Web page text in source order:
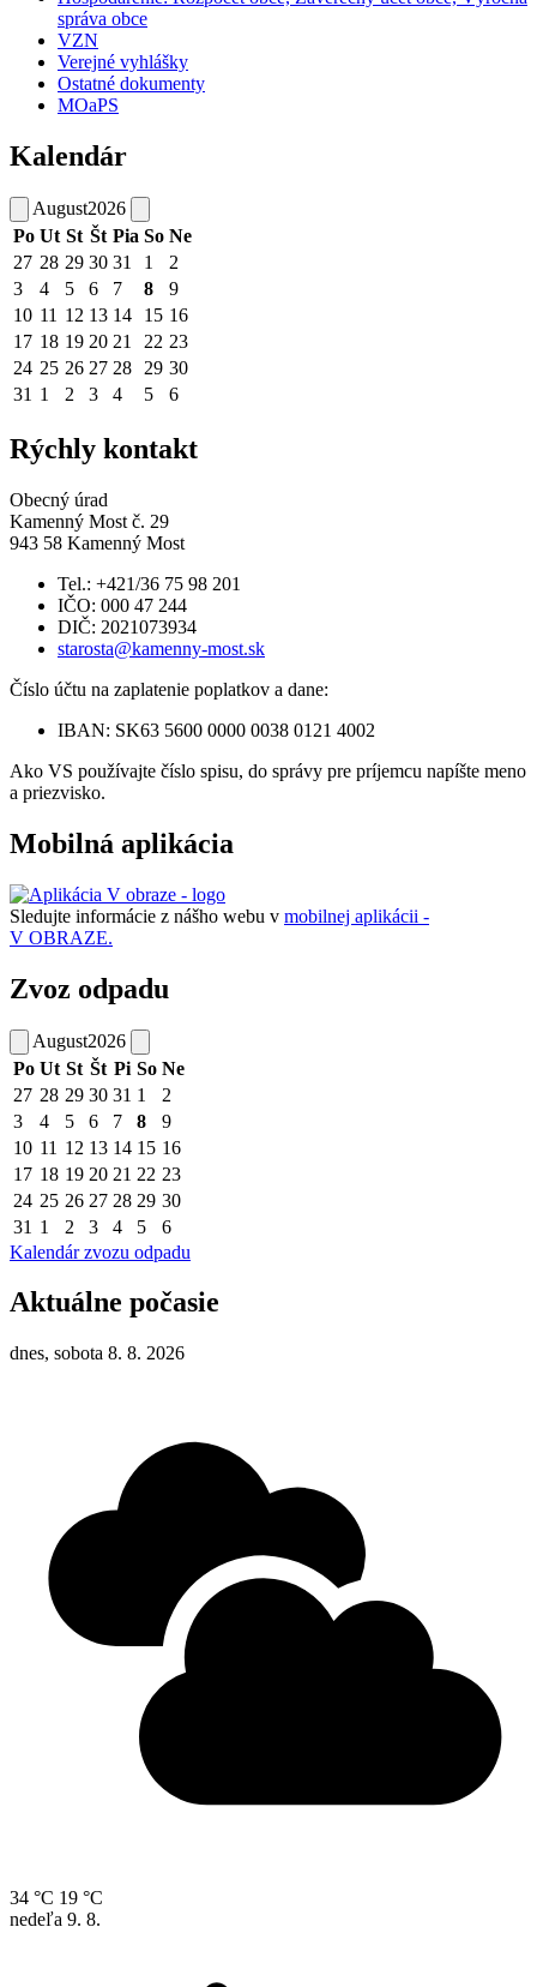
správa obce
VZN
Verejné vyhlášky
Ostatné dokumenty
MOaPS
Kalendár
August2026
Po Ut St Št Pia So Ne
27 28 29 30 31 1
2
3
4 5 6 7 8
9
10 11 12 13 14 15 16
17 18 19 20 21 22 23
24 25 26 27 28 29 30
31 1 2 3 4 5 6
Rýchly kontakt
Obecný úrad
Kamenný Most č. 29
943 58 Kamenný Most
Tel.: +421/36 75 98 201
IČO: 000 47 244
DIČ: 2021073934
starosta@kamenny-most.sk
Číslo účtu na zaplatenie poplatkov a dane:
IBAN: SK63 5600 0000 0038 0121 4002
Ako VS používajte číslo spisu, do správy pre príjemcu napíšte meno
a priezvisko.
Mobilná aplikácia
Sledujte informácie z nášho webu v mobilnej aplikácii -
V OBRAZE.
Zvoz odpadu
August2026
Po Ut St Št Pi So Ne
27 28 29 30 31 1
2
3
4 5 6 7 8
9
10 11 12 13 14 15 16
17 18 19 20 21 22 23
24 25 26 27 28 29 30
31 1 2 3 4 5
6
Kalendár zvozu odpadu
Aktuálne počasie
dnes, sobota 8. 8. 2026
34 °C 19 °C
nedeľa 9. 8.